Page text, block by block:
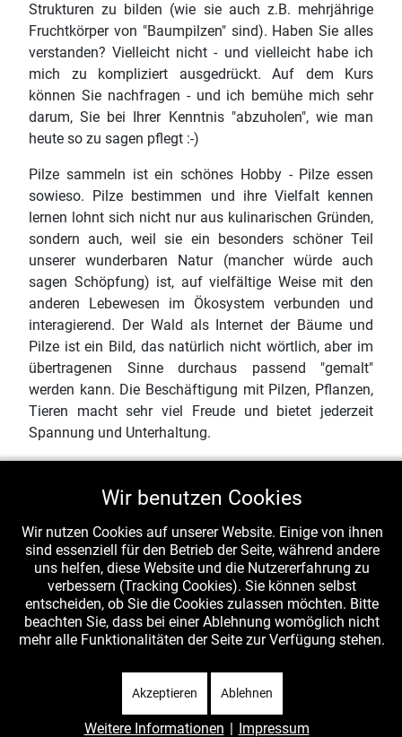
Strukturen zu bilden (wie sie auch z.B. mehrjährige
Fruchtkörper von "Baumpilzen" sind). Haben Sie alles
verstanden? Vielleicht nicht - und vielleicht habe ich
mich zu kompliziert ausgedrückt. Auf dem Kurs
können Sie nachfragen - und ich bemühe mich sehr
darum, Sie bei Ihrer Kenntnis "abzuholen", wie man
heute so zu sagen pflegt :-)
Pilze sammeln ist ein schönes Hobby - Pilze essen
sowieso. Pilze bestimmen und ihre Vielfalt kennen
lernen lohnt sich nicht nur aus kulinarischen Gründen,
sondern auch, weil sie ein besonders schöner Teil
unserer wunderbaren Natur (mancher würde auch
sagen Schöpfung) ist, auf vielfältige Weise mit den
anderen Lebewesen im Ökosystem verbunden und
interagierend. Der Wald als Internet der Bäume und
Pilze ist ein Bild, das natürlich nicht wörtlich, aber im
übertragenen Sinne durchaus passend "gemalt"
werden kann. Die Beschäftigung mit Pilzen, Pflanzen,
Tieren macht sehr viel Freude und bietet jederzeit
Spannung und Unterhaltung.
immer besser, dass die Welt bei uns nicht in Ordnung
Tieren (vor allem Insekten) - ist auf dem Rückzug. Ein
wesentlicher Faktor ist die Eutrophierung ganz
Deutschlands und auch sonst weiter Landstriche der
Welt - überall dort, wo immer intensiver
landwirtschaftliche (oder intensiv-forstwirtschaftliche)
Nutzung statt findet. Nährstoffarme Standorte sind
des "Benzin vom Acker" überfluten unsere Äcker und
Wiesen (direkt gedüngt) und sickern auch weit vom
Rande und den Waldwegen her in die Wälder selbst
Wir benutzen Cookies
Wir nutzen Cookies auf unserer Website. Einige von ihnen
sind essenziell für den Betrieb der Seite, während andere
uns helfen, diese Website und die Nutzererfahrung zu
verbessern (Tracking Cookies). Sie können selbst
entscheiden, ob Sie die Cookies zulassen möchten. Bitte
beachten Sie, dass bei einer Ablehnung womöglich nicht
mehr alle Funktionalitäten der Seite zur Verfügung stehen.
Akzeptieren Ablehnen
Weitere Informationen | Impressum